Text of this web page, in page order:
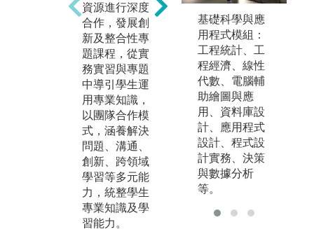
資源進行深度
合作，發展創
新及整合性專
題課程，從實
務實習與專題
中導引學生運
用專業知識，
以團隊合作模
式，涵養解決
問題、溝通、
創新、跨領域
學習等多元能
力，統整學生
專業知識及學
習能力。
施、運作，整
個生命週期為
背景，建構CD
IO教學大綱和
施行流程，讓
學生以實際問
題為學習導
向，主動發掘
問題與解決問
題，課程間具
有系統關聯
性，有利於學
生獲得工程相
關能力。
基礎科學與應
用程式模組：
工程統計、工
程經濟、線性
代數、電腦輔
助繪圖與應
用、資料庫設
計、應用程式
設計、程式設
計實務、決策
與數據分析
等。